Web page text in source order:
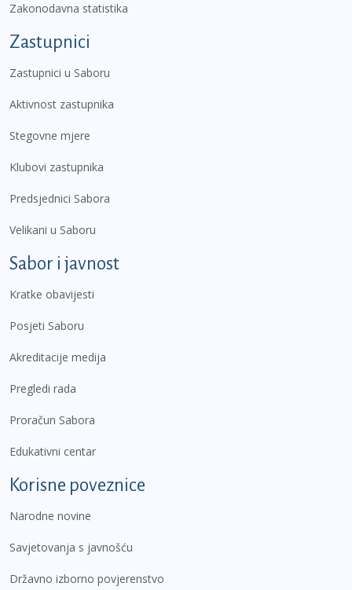
Zakonodavna statistika
Zastupnici
Zastupnici u Saboru
Aktivnost zastupnika
Stegovne mjere
Klubovi zastupnika
Predsjednici Sabora
Velikani u Saboru
Sabor i javnost
Kratke obavijesti
Posjeti Saboru
Akreditacije medija
Pregledi rada
Proračun Sabora
Edukativni centar
Korisne poveznice
Narodne novine
Savjetovanja s javnošću
Državno izborno povjerenstvo